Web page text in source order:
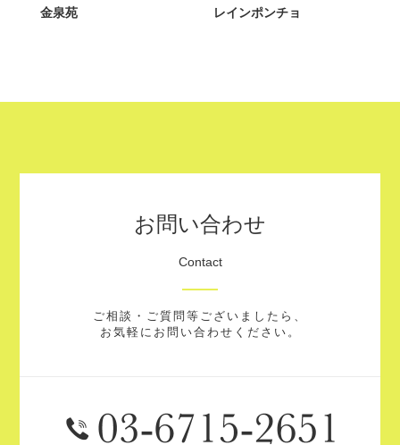
金泉苑 レインポンチョ
お問い合わせ
Contact
ご相談・ご質問等ございましたら、
お気軽にお問い合わせください。